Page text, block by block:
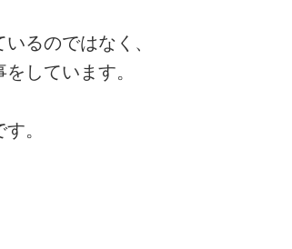
るのではなく、
しています。
。